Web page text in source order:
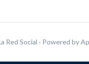
Red Social · Powered by